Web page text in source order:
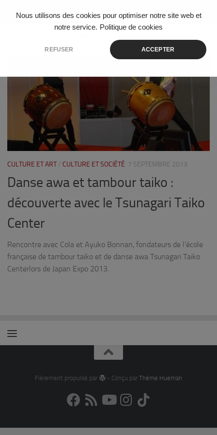
Nous utilisons des cookies pour optimiser notre site web et
notre service. Politique de cookies
REFUSER ACCEPTER
Skip to content
CULTURE ET ART / CULTURE ET SOCIÉTÉ 7 SEPTEMBRE 2013
Danse awa et tambour taiko :
découverte avec le Tsunagari Taiko
Center
Rencontre avec Cola et Ayuko Bonnan, fondateurs de l’école
française de tambour taiko et de danse awa Tsunagari Taiko
Centerlors de Japan Expo 2013.
Fièrement propulsé par - Conçu par Thème Hueman